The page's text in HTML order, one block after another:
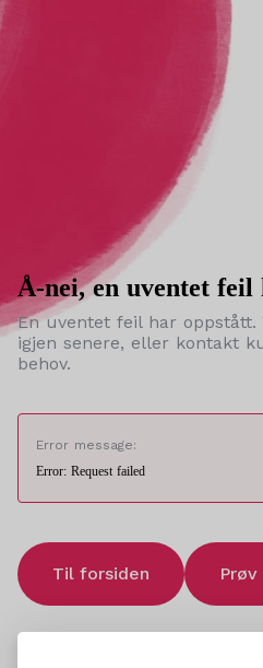
Å-nei, en uventet feil
En uventet feil har oppstått.
igjen senere, eller kontakt
behov.
Error message:
Error: Request failed
Til forsiden Prøv